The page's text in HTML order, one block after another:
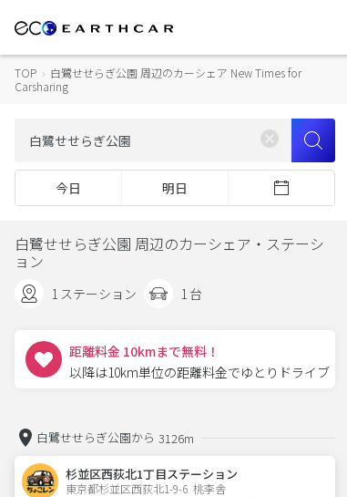
TOP › 白鷺せせらぎ公園 周辺のカーシェア New Times for
Carsharing
今日 明日
白鷺せせらぎ公園 周辺のカーシェア・ステーシ
ョン
1 ステーション 1 台
距離料金 10kmまで無料！
以降は10km単位の距離料金でゆとりドライブ
白鷺せせらぎ公園から 3126m
杉並区西荻北1丁目ステーション
東京都杉並区西荻北1-9-6  桃李舎